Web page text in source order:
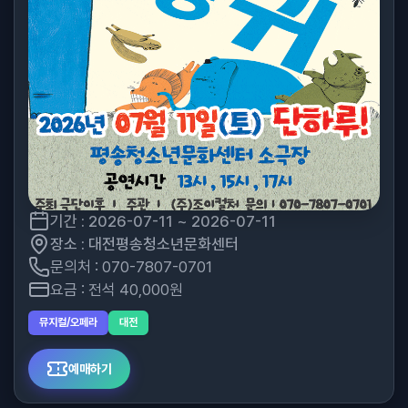
기간 : 2026-07-11 ~ 2026-07-11
장소 : 대전평송청소년문화센터
문의처 : 070-7807-0701
요금 : 전석 40,000원
뮤지컬/오페라 대전
예매하기